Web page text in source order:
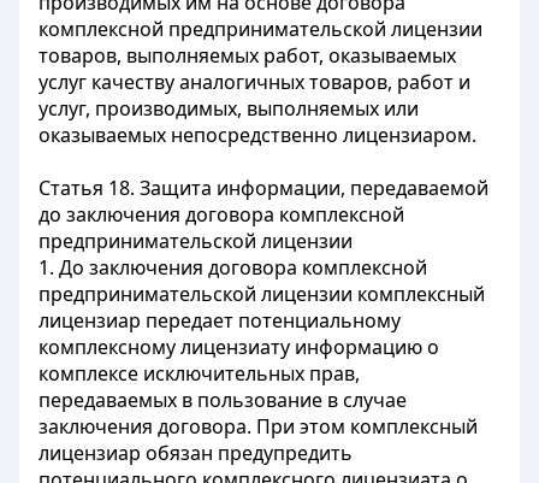
комплексной предпринимательской лицензии
товаров, выполняемых работ, оказываемых
услуг качеству аналогичных товаров, работ и
услуг, производимых, выполняемых или
оказываемых непосредственно лицензиаром.
Статья 18. Защита информации, передаваемой
до заключения договора комплексной
предпринимательской лицензии
1. До заключения договора комплексной
предпринимательской лицензии комплексный
лицензиар передает потенциальному
комплексному лицензиату информацию о
комплексе исключительных прав,
передаваемых в пользование в случае
заключения договора. При этом комплексный
лицензиар обязан предупредить